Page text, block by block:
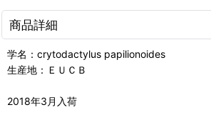
商品詳細
学名：crytodactylus papilionoides
生産地：ＥＵＣＢ
2018年3月入荷